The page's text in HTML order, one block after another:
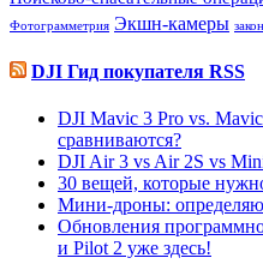
Фотограмметрия Экшн-камеры закон
DJI Гид покупателя RSS
DJI Mavic 3 Pro vs.
сравниваются?
DJI Air 3 vs Air 2S vs
30 вещей, которые
Мини-дроны:
Обновления
и Pilot 2 уже здесь!